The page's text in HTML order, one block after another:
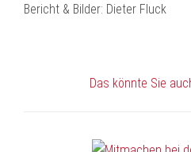
Bericht & Bilder: Dieter Fluck
Das könnte Sie